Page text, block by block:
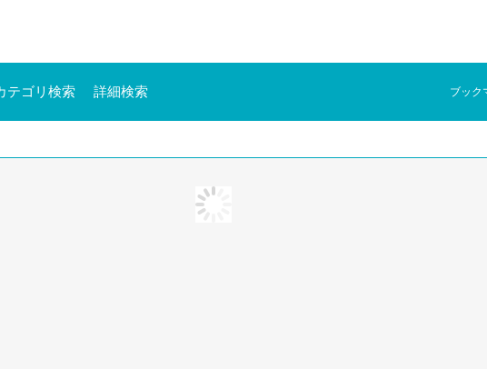
テゴリ検索 詳細検索 ブック